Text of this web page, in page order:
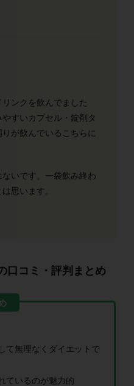
ンクを飲んでました
すいカプセル・錠剤タ
が飲んでいるこちらに
いです。一袋飲み終わ
思います。
口コミ・評判まとめ
て無理なくダイエットで
ているのが魅力的